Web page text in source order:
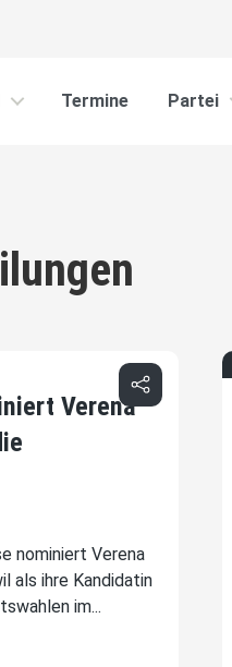
Termine Partei
Verena
nominiert Verena
als ihre Kandidatin
im...